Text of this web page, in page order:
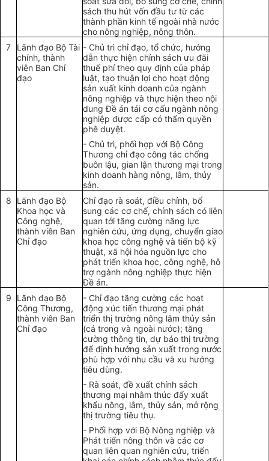
sách thu hút vốn đầu tư từ các
thành phần kinh tế ngoài nhà nước
cho nông nghiệp, nông thôn.
7
Lãnh đạo Bộ Tài
chính, thành
viên Ban Chỉ
đạo
- Chủ trì chỉ đạo, tổ chức, hướng
dẫn thực hiện chính sách ưu đãi
thuế phí theo quy định của pháp
luật, tạo thuận lợi cho hoạt động
sản xuất kinh doanh của ngành
nông nghiệp và thực hiện theo nội
dung Đề án tái cơ cấu ngành nông
nghiệp được cấp có thẩm quyền
phê duyệt.
- Chủ trì, phối hợp với Bộ Công
Thương chỉ đạo công tác chống
buôn lậu, gian lận thương mại trong
kinh doanh hàng nông, lâm, thủy
sản.
8
Lãnh đạo Bộ
Khoa học và
Công nghệ,
thành viên Ban
Chỉ đạo
Chỉ đạo rà soát, điều chỉnh, bổ
sung các cơ chế, chính sách có liên
quan tới tăng cường năng lực
nghiên cứu, ứng dụng, chuyển giao
khoa học công nghệ và tiến bộ kỹ
thuật, xã hội hóa nguồn lực cho
phát triển khoa học, công nghệ, hỗ
trợ ngành nông nghiệp thực hiện
Đề án.
9
Lãnh đạo Bộ
Công Thương,
thành viên Ban
Chỉ đạo
- Chỉ đạo tăng cường các hoạt
động xúc tiến thương mại phát
triển thị trường nông lâm thủy sản
(cả trong và ngoài nước); tăng
cường thông tin, dự báo thị trường
để định hướng sản xuất trong nước
phù hợp với nhu cầu và xu hướng
tiêu dùng.
- Rà soát, đề xuất chính sách
thương mại nhằm thúc đẩy xuất
khẩu nông, lâm, thủy sản, mở rộng
thị trường tiêu thụ.
- Phối hợp với Bộ Nông nghiệp và
Phát triển nông thôn và các cơ
quan liên quan nghiên cứu, triển